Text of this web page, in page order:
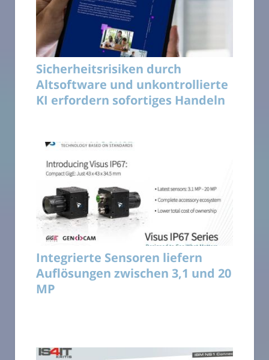
Sicherheitsrisiken durch
Altsoftware und unkontrollierte
KI erfordern sofortiges Handeln
Integrierte Sensoren liefern
Auflösungen zwischen 3,1 und 20
MP